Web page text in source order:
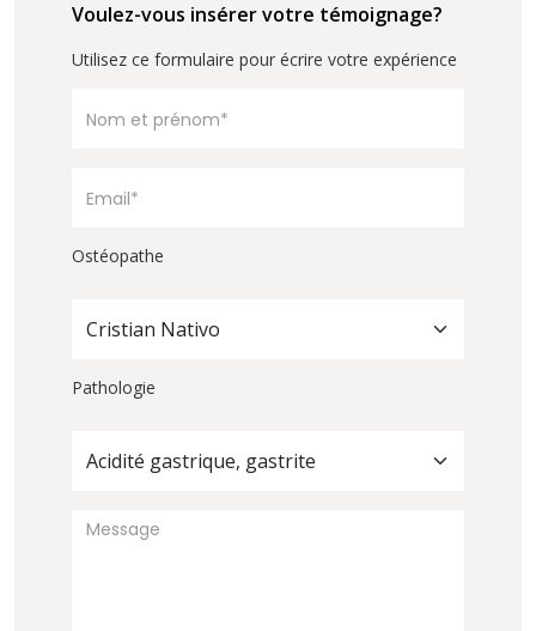
Voulez-vous insérer votre témoignage?
Utilisez ce formulaire pour écrire votre expérience
Ostéopathe
Cristian Nativo
Pathologie
Acidité gastrique, gastrite